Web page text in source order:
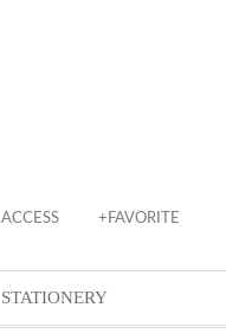
ACCESS +FAVORITE
STATIONERY